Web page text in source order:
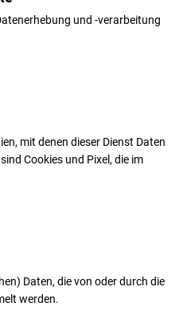
und -verarbeitung
mit denen dieser Dienst Daten
Cookies und Pixel, die im
Daten, die von oder durch die
werden.